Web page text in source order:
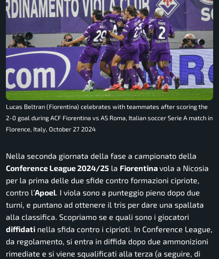
Lucas Beltran (Fiorentina) celebrates with teammates after scoring the
2-0 goal during ACF Fiorentina vs AS Roma, Italian soccer Serie A match in
Florence, Italy, October 27 2024
Nella seconda giornata della fase a campionato della
Conference League 2024/25 la Fiorentinavola a Nicosia
per la prima delle due sfide contro formazioni cipriote,
contro l’Apoel. I viola sono a punteggio pieno dopo due
turni, e puntano ad ottenere il tris per dare una spallata
alla classifica. Scopriamo se e quali sono i giocatori
diffidati nella sfida contro i ciprioti. In Conference League,
da regolamento, si entra in diffida dopo due ammonizioni
rimediate e si viene squalificati alla terza (a seguire, di